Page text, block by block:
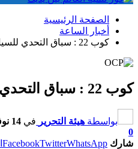
الصفحة الرئيسية
أخبار الساعة
كوب 22 : سباق التحدي للسيارات الشمسية بنجرير مراكش
كوب 22 : سباق التحدي للسيارات الشمسية بنجرير مراكش
بواسطة هيئة التحرير في 14 نوفمبر, 2016
0
شارك
FacebookTwitterWhatsApp